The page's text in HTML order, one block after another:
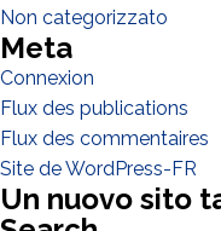
Non categorizzato
Meta
Connexion
Flux des publications
Flux des commentaires
Site de WordPress-FR
Un nuovo sito